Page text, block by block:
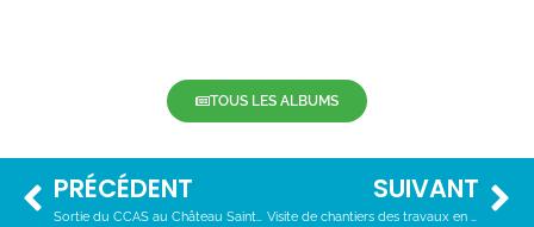
TOUS LES ALBUMS
PRÉCÉDENT
Sortie du CCAS au Château Saint-Roux – 17 avril 2025
SUIVANT
Visite de chantiers des travaux en cours – 29 avril 2025